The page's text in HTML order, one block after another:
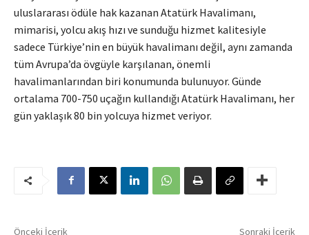
uluslararası ödüle hak kazanan Atatürk Havalimanı,
mimarisi, yolcu akış hızı ve sunduğu hizmet kalitesiyle
sadece Türkiye’nin en büyük havalimanı değil, aynı zamanda
tüm Avrupa’da övgüyle karşılanan, önemli
havalimanlarından biri konumunda bulunuyor. Günde
ortalama 700-750 uçağın kullandığı Atatürk Havalimanı, her
gün yaklaşık 80 bin yolcuya hizmet veriyor.
Önceki İçerik Sonraki İçerik